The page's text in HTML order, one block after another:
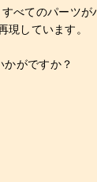
べてのパーツが
しています。
がですか？